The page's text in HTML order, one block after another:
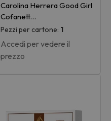
Carolina Herrera Good Girl
Cofanett…
Pezzi per cartone: 1
Accedi per vedere il
prezzo